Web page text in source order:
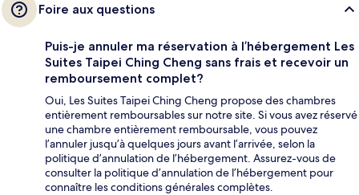
Foire aux questions
Puis-je annuler ma réservation à l’hébergement Les
Suites Taipei Ching Cheng sans frais et recevoir un
remboursement complet?
Oui, Les Suites Taipei Ching Cheng propose des chambres
entièrement remboursables sur notre site. Si vous avez réservé
une chambre entièrement remboursable, vous pouvez
l’annuler jusqu’à quelques jours avant l’arrivée, selon la
politique d’annulation de l’hébergement. Assurez-vous de
consulter la politique d’annulation de l’hébergement pour
connaître les conditions générales complètes.